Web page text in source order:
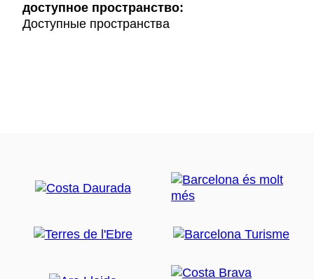
доступное пространство:
Доступные пространства